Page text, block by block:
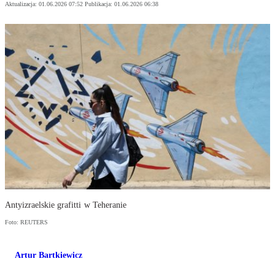
Aktualizacja: 01.06.2026 07:52 Publikacja: 01.06.2026 06:38
Antyizraelskie grafitti w Teheranie
Foto: REUTERS
Artur Bartkiewicz